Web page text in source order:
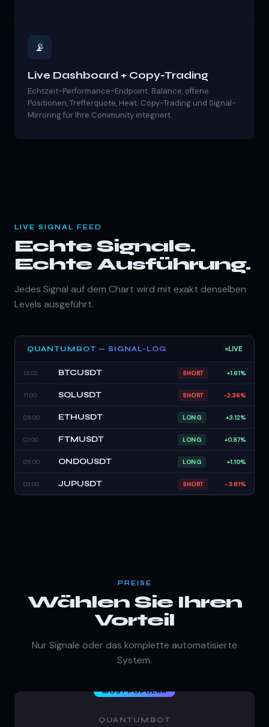
📡
Live Dashboard + Copy-Trading
Echtzeit-Performance-Endpoint. Balance, offene
Positionen, Trefferquote, Heat. Copy-Trading und Signal-
Mirroring für Ihre Community integriert.
LIVE SIGNAL FEED
Echte Signale.
Echte Ausführung.
Jedes Signal auf dem Chart wird mit exakt denselben
Levels ausgeführt.
QUANTUMBOT — SIGNAL-LOG LIVE
13:02 BTCUSDT SHORT +1.61%
11:00 SOLUSDT SHORT -2.36%
09:00 ETHUSDT LONG +3.12%
07:00 FTMUSDT LONG +0.87%
05:00 ONDOUSDT LONG +1.10%
03:00 JUPUSDT SHORT -3.81%
PREISE
Wählen Sie Ihren
Vorteil
Nur Signale oder das komplette automatisierte
System.
QUANTUMBOT